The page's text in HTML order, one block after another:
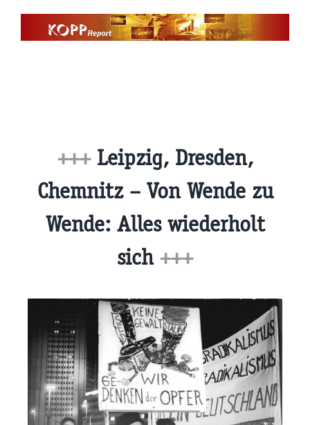
+++Leipzig, Dresden,
Chemnitz – Von Wende zu
Wende: Alles wiederholt
sich +++